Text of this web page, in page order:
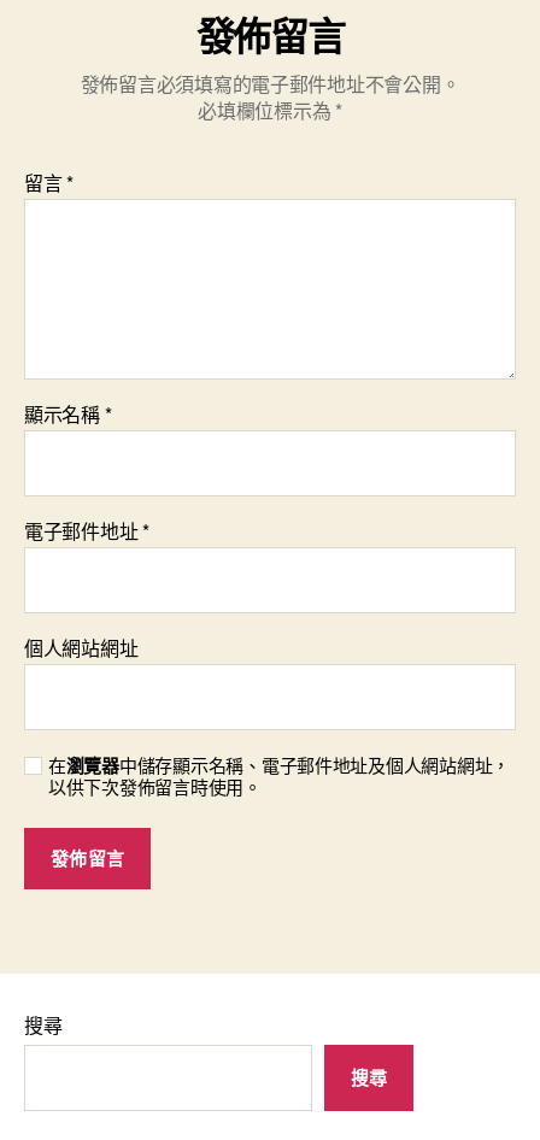
發佈留言
發佈留言必須填寫的電子郵件地址不會公開。
必填欄位標示為 *
留言*
顯示名稱*
電子郵件地址*
個人網站網址
在瀏覽器中儲存顯示名稱、電子郵件地址及個人網站網址，
以供下次發佈留言時使用。
搜尋
搜尋